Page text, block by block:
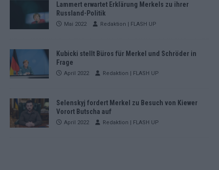
Lammert erwartet Erklärung Merkels zu ihrer
Russland-Politik
Mai 2022 Redaktion | FLASH UP
Kubicki stellt Büros für Merkel und Schröder in
Frage
April 2022 Redaktion | FLASH UP
Selenskyj fordert Merkel zu Besuch von Kiewer
Vorort Butscha auf
April 2022 Redaktion | FLASH UP